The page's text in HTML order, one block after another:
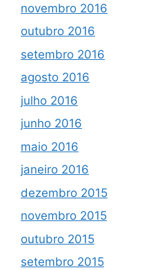
novembro 2016
outubro 2016
setembro 2016
agosto 2016
julho 2016
junho 2016
maio 2016
janeiro 2016
dezembro 2015
novembro 2015
outubro 2015
setembro 2015